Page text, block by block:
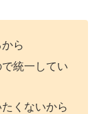
ら
統一してい
くないから